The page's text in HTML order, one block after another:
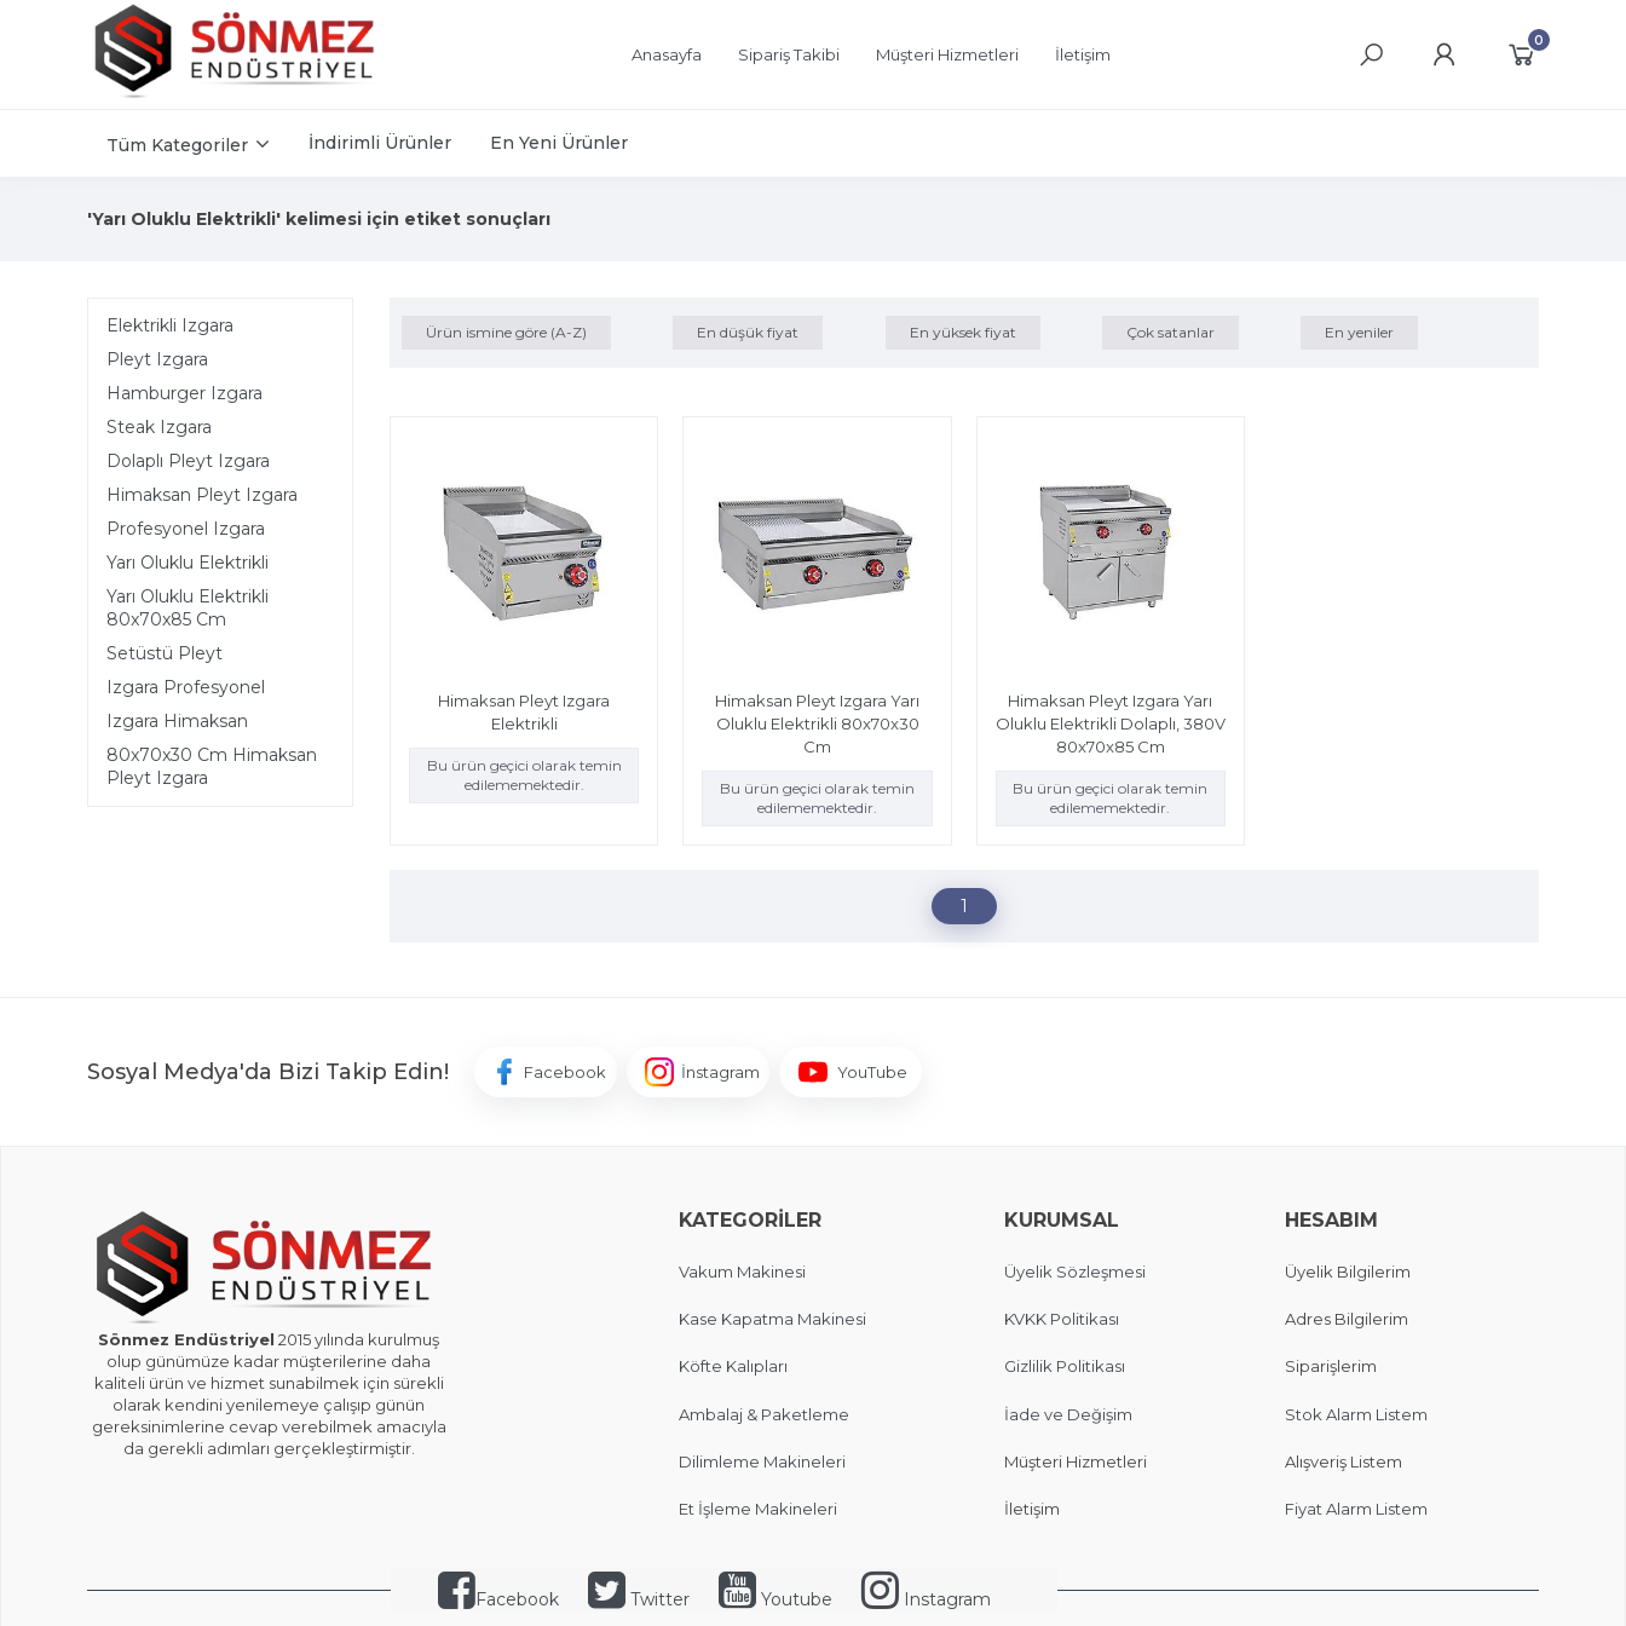
Anasayfa Sipariş Takibi Müşteri Hizmetleri İletişim
0
Tüm Kategoriler İndirimli Ürünler En Yeni Ürünler
'Yarı Oluklu Elektrikli' kelimesi için etiket sonuçları
Elektrikli Izgara
Pleyt Izgara
Hamburger Izgara
Steak Izgara
Dolaplı Pleyt Izgara
Himaksan Pleyt Izgara
Profesyonel Izgara
Yarı Oluklu Elektrikli
Yarı Oluklu Elektrikli
80x70x85 Cm
Setüstü Pleyt
Izgara Profesyonel
Izgara Himaksan
80x70x30 Cm Himaksan
Pleyt Izgara
Ürün ismine göre (A-Z) En düşük fiyat En yüksek fiyat Çok satanlar En yeniler
Himaksan Pleyt Izgara
Elektrikli
Bu ürün geçici olarak temin
edilememektedir.
Himaksan Pleyt Izgara Yarı
Oluklu Elektrikli 80x70x30
Cm
Bu ürün geçici olarak temin
edilememektedir.
Himaksan Pleyt Izgara Yarı
Oluklu Elektrikli Dolaplı, 380V
80x70x85 Cm
Bu ürün geçici olarak temin
edilememektedir.
1
Sosyal Medya'da Bizi Takip Edin! Facebook İnstagram YouTube
Sönmez Endüstriyel 2015 yılında kurulmuş
olup günümüze kadar müşterilerine daha
kaliteli ürün ve hizmet sunabilmek için sürekli
olarak kendini yenilemeye çalışıp günün
gereksinimlerine cevap verebilmek amacıyla
da gerekli adımları gerçekleştirmiştir.
KATEGORİLER
Vakum Makinesi
Kase Kapatma Makinesi
Köfte Kalıpları
Ambalaj & Paketleme
Dilimleme Makineleri
Et İşleme Makineleri
KURUMSAL
Üyelik Sözleşmesi
KVKK Politikası
Gizlilik Politikası
İade ve Değişim
Müşteri Hizmetleri
İletişim
HESABIM
Üyelik Bilgilerim
Adres Bilgilerim
Siparişlerim
Stok Alarm Listem
Alışveriş Listem
Fiyat Alarm Listem
Facebook Twitter Youtube Instagram